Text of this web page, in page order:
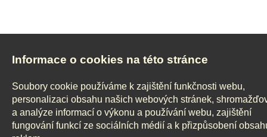
Informace o cookies na této stránce
Soubory cookie používáme k zajištění funkčnosti webu,
personalizaci obsahu našich webových stránek,
a analýze informací o výkonu a používání webu, zajištění
fungování funkcí ze sociálních médií a k přizpůsobení